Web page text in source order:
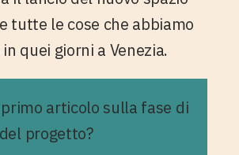
tutte le cose che abbiamo
quei giorni a Venezia.
articolo sulla fase di
progetto?